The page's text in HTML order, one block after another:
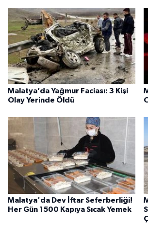
Malatya’da Yağmur Faciası: 3 Kişi
Olay Yerinde Öldü
Malatya'da Dev İftar Seferberliği!
Her Gün 1500 Kapıya Sıcak Yemek